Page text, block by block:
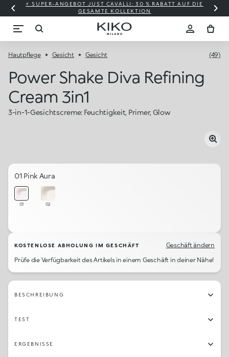
⚡ SUPER-ANGEBOT JUST CAVALLI: 30 % RABATT AUF DIE
GESAMTE KOLLEKTION
Hautpflege Gesicht Gesicht (49)
Power Shake Diva Refining
Cream 3in1
3-in-1-Gesichtscreme: Feuchtigkeit, Primer, Glow
01 Pink Aura
01 02
KOSTENLOSE ABHOLUNG IM GESCHÄFT
Geschäft ändern
Prüfe die Verfügbarkeit des Artikels in einem Geschäft in deiner Nähe!
BESCHREIBUNG
TEST
ERGEBNISSE